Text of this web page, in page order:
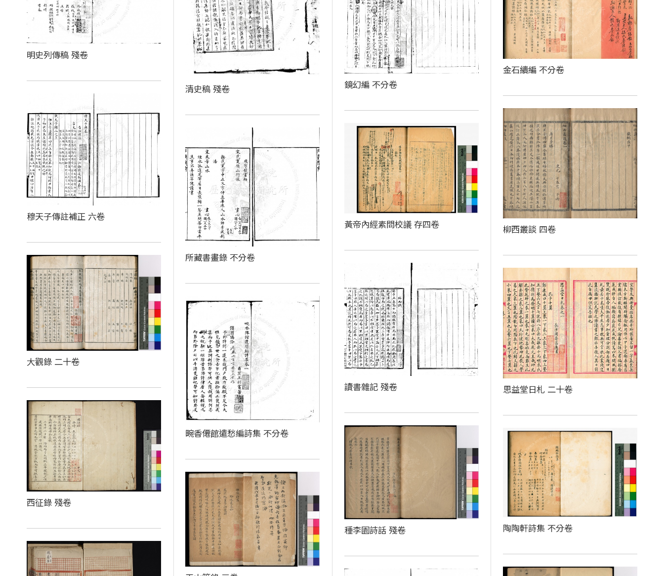
清史稿 殘卷
明史列傳稿 殘卷
金石續編 不分卷
鏡幻編 不分卷
穆天子傳註補正 六卷
柳西叢談 四卷
黃帝內經素問校議 存四卷
所藏書畫錄 不分卷
大觀錄 二十卷
讀書雜記 殘卷 思益堂日札 二十卷
畹香僊館遣愁編詩集 不分卷
西征錄 殘卷
種李園詩話 殘卷 陶陶軒詩集 不分卷